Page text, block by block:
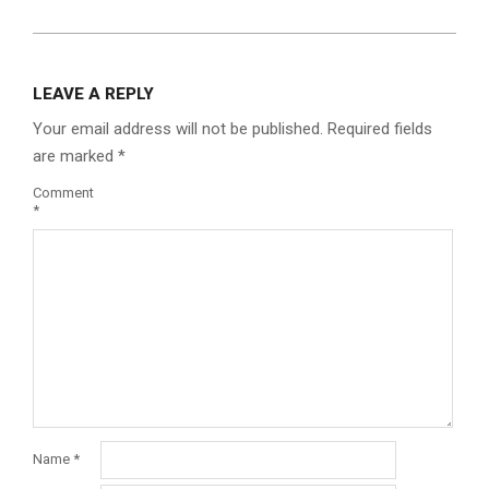
LEAVE A REPLY
Your email address will not be published. Required fields
are marked *
Comment
*
Name *